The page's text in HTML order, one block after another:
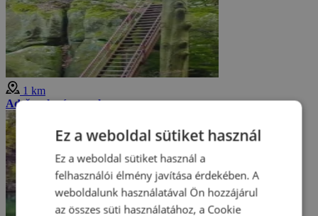
1 km
Adršpach várromok
Ez a weboldal sütiket használ
Ez a weboldal sütiket használ a
felhasználói élmény javítása érdekében. A
weboldalunk használatával Ön hozzájárul
az összes süti használatához, a Cookie